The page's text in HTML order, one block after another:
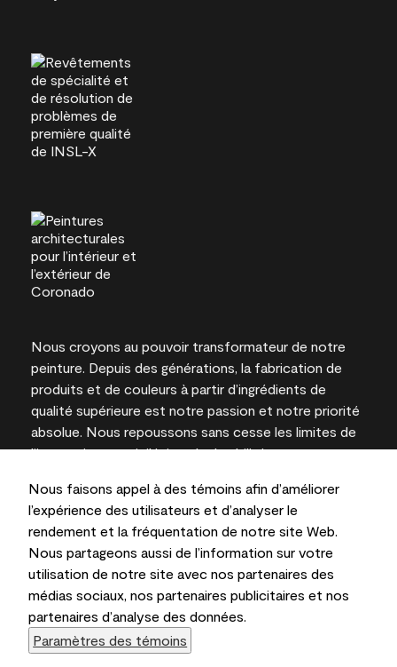
Nous faisons appel à des témoins afin d’améliorer
l’expérience des utilisateurs et d’analyser le
rendement et la fréquentation de notre site Web.
Nous partageons aussi de l’information sur votre
utilisation de notre site avec nos partenaires des
médias sociaux, nos partenaires publicitaires et nos
partenaires d’analyse des données.
Paramètres des témoins
Nous croyons au pouvoir transformateur de notre
peinture. Depuis des générations, la fabrication de
produits et de couleurs à partir d’ingrédients de
qualité supérieure est notre passion et notre priorité
absolue. Nous repoussons sans cesse les limites de
l’innovation et privilégions la durabilité pour
l’expertise locale.
Les couleurs représentées à l’écran et sur les
documents imprimés peuvent différer des couleurs
en contenant.